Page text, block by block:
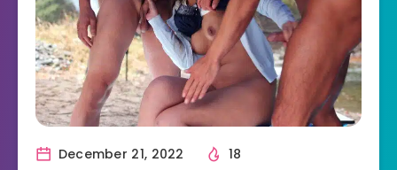
December 21, 2022 18